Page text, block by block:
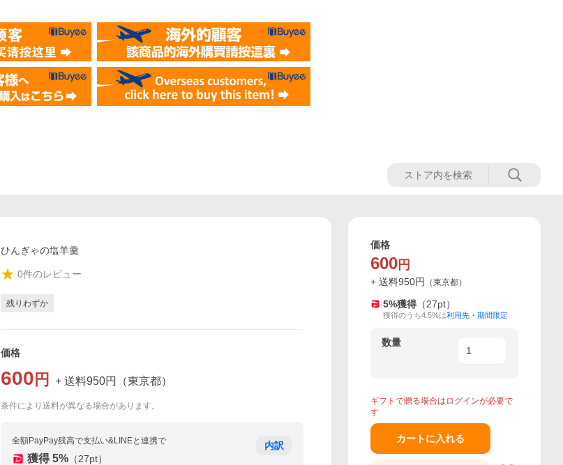
ひんぎゃの塩羊羹
0件のレビュー
残りわずか
価格
600 円 + 送料950円 （東京都）
条件により送料が異なる場合があります。
全額PayPay残高で支払い&LINEと連携で
獲得 5% （27pt）
内訳
価格
600 円
+ 送料950円 （東京都）
5%獲得 （27pt）
獲得のうち4.5%は利用先・期間限定
数量
ギフトで贈る場合はログインが必要で
す
カートに入れる